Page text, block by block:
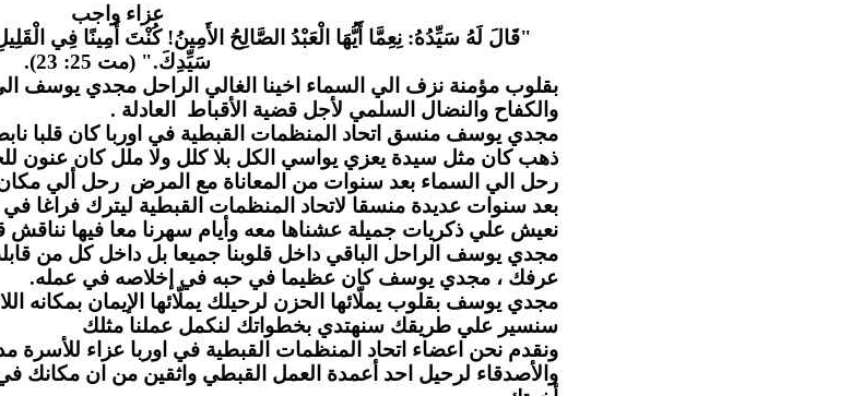
عزاء واجب
"قَالَ لَهُ سَيِّدُهُ: نِعِمَّا أَيُّهَا الْعَبْدُ الصَّالِحُ الأَمِينُ! كُنْتَ أَمِينًا فِي
سَيِّدِكَ." (مت 25: 23).
بقلوب مؤمنة نزف الي السماء اخينا الغالي الراحل مجدي يوسف
والكفاح والنضال السلمي لأجل قضية الأقباط العادلة .
مجدي يوسف منسق اتحاد المنظمات القبطية في اوربا كان قلبا
ذهب كان مثل سيدة يعزي يواسي الكل بلا كلل ولا ملل كان عنون
رحل الي السماء بعد سنوات من المعاناة مع المرض رحل ألي مكان
بعد سنوات عديدة منسقا لاتحاد المنظمات القبطية ليترك فراغا
نعيش علي ذكريات جميلة عشناها معه وأيام سهرنا معا فيها نناقش
مجدي يوسف الراحل الباقي داخل قلوبنا جميعا بل داخل كل من
عرفك ، مجدي يوسف كان عظيما في حبه في إخلاصه في عمله.
مجدي يوسف بقلوب يملّائها الحزن لرحيلك يملّائها الإيمان بمكانه
سنسير علي طريقك سنهتدي بخطواتك لنكمل عملنا مثلك
ونقدم نحن اعضاء اتحاد المنظمات القبطية في اوربا عزاء للأسرة
والأصدقاء لرحيل احد أعمدة العمل القبطي واثقين من ان مكانك في